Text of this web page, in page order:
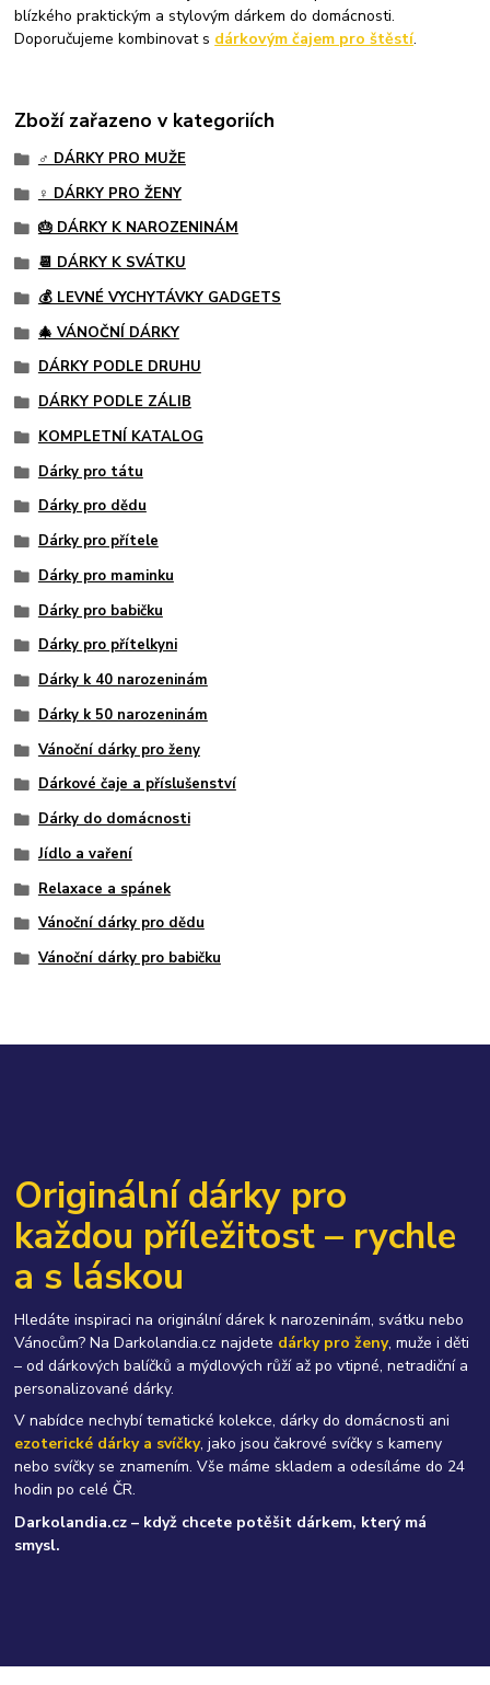
blízkého praktickým a stylovým dárkem do domácnosti.
Doporučujeme kombinovat s dárkovým čajem pro štěstí.
Zboží zařazeno v kategoriích
♂️ DÁRKY PRO MUŽE
♀️ DÁRKY PRO ŽENY
🎂 DÁRKY K NAROZENINÁM
📆 DÁRKY K SVÁTKU
💰 LEVNÉ VYCHYTÁVKY GADGETS
🎄 VÁNOČNÍ DÁRKY
DÁRKY PODLE DRUHU
DÁRKY PODLE ZÁLIB
KOMPLETNÍ KATALOG
Dárky pro tátu
Dárky pro dědu
Dárky pro přítele
Dárky pro maminku
Dárky pro babičku
Dárky pro přítelkyni
Dárky k 40 narozeninám
Dárky k 50 narozeninám
Vánoční dárky pro ženy
Dárkové čaje a příslušenství
Dárky do domácnosti
Jídlo a vaření
Relaxace a spánek
Vánoční dárky pro dědu
Vánoční dárky pro babičku
Originální dárky pro
každou příležitost – rychle
a s láskou
Hledáte inspiraci na originální dárek k narozeninám, svátku nebo
Vánocům? Na Darkolandia.cz najdete dárky pro ženy, muže i děti
– od dárkových balíčků a mýdlových růží až po vtipné, netradiční a
personalizované dárky.
V nabídce nechybí tematické kolekce, dárky do domácnosti ani
ezoterické dárky a svíčky, jako jsou čakrové svíčky s kameny
nebo svíčky se znamením. Vše máme skladem a odesíláme do 24
hodin po celé ČR.
Darkolandia.cz – když chcete potěšit dárkem, který má
smysl.